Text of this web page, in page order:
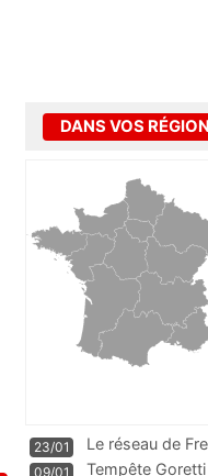
DANS VOS
23/01
Le réseau de
m
09/01
Tempête